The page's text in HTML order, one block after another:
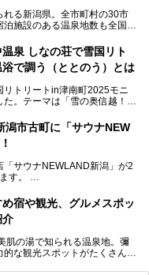
スキー場そばの温泉地をまと
れる新潟県。全市町村の30市
施設のある温泉地数も全国有
多く、スーパー銭湯も多彩な
ろいろ。
わせれば、旅はさらに充実し
泉 しなの荘で雪国リト
で調う（ととのう）とは
トリートin津南町2025モニ
。テーマは「雪の奥信越！音
頻繁に体験していますが、
験なのでしょう？とても気に
浴もできる秘湯「越後田中温
ついても詳しく紹介します。
光舎【PR】
潟市古町に「サウナNEW
サウナNEWLAND新潟」が2
す。
し、新たなランドマークとし
」‥⁉ ユニークなサウナ室を
宿や観光、グルメスポッ
介
肌の湯で知られる温泉地。彌
な観光スポットがたくさんあ